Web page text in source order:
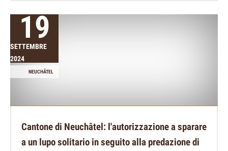
19
SETTEMBRE
2024
NEUCHÂTEL
Cantone di Neuchâtel: l'autorizzazione a sparare
a un lupo solitario in seguito alla predazione di